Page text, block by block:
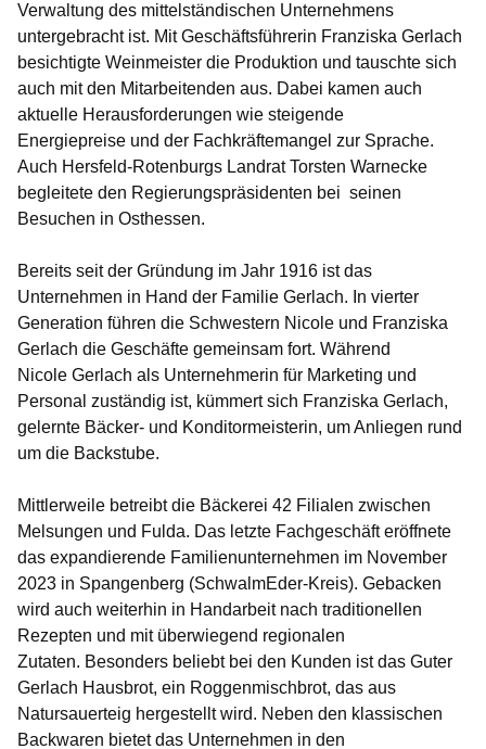
Verwaltung des mittelständischen Unternehmens
untergebracht ist. Mit Geschäftsführerin Franziska Gerlach
besichtigte Weinmeister die Produktion und tauschte sich
auch mit den Mitarbeitenden aus. Dabei kamen auch
aktuelle Herausforderungen wie steigende
Energiepreise und der Fachkräftemangel zur Sprache.
Auch Hersfeld-Rotenburgs Landrat Torsten Warnecke
begleitete den Regierungspräsidenten bei seinen
Besuchen in Osthessen.
Bereits seit der Gründung im Jahr 1916 ist das
Unternehmen in Hand der Familie Gerlach. In vierter
Generation führen die Schwestern Nicole und Franziska
Gerlach die Geschäfte gemeinsam fort. Während
Nicole Gerlach als Unternehmerin für Marketing und
Personal zuständig ist, kümmert sich Franziska Gerlach,
gelernte Bäcker- und Konditormeisterin, um Anliegen rund
um die Backstube.
Mittlerweile betreibt die Bäckerei 42 Filialen zwischen
Melsungen und Fulda. Das letzte Fachgeschäft eröffnete
das expandierende Familienunternehmen im November
2023 in Spangenberg (SchwalmEder-Kreis). Gebacken
wird auch weiterhin in Handarbeit nach traditionellen
Rezepten und mit überwiegend regionalen
Zutaten. Besonders beliebt bei den Kunden ist das Guter
Gerlach Hausbrot, ein Roggenmischbrot, das aus
Natursauerteig hergestellt wird. Neben den klassischen
Backwaren bietet das Unternehmen in den